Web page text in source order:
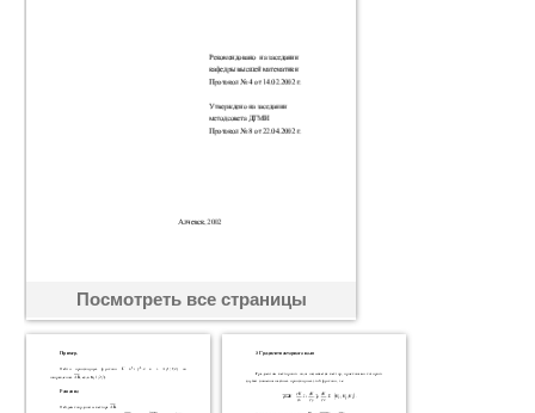
Посмотреть все страницы